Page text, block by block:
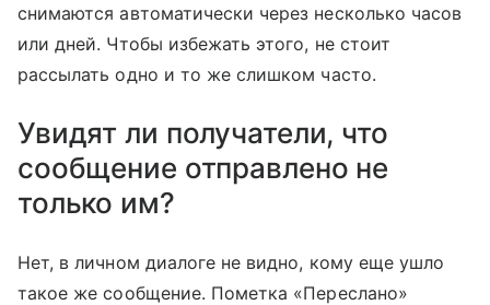
снимаются автоматически через несколько часов
или дней. Чтобы избежать этого, не стоит
рассылать одно и то же слишком часто.
Увидят ли получатели, что
сообщение отправлено не
только им?
Нет, в личном диалоге не видно, кому еще ушло
такое же сообщение. Пометка «Переслано»